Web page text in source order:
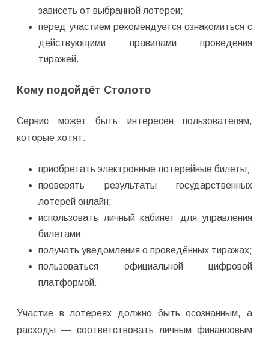
зависеть от выбранной лотереи;
перед участием рекомендуется ознакомиться с
действующими правилами проведения
тиражей.
Кому подойдёт Столото
Сервис может быть интересен пользователям,
которые хотят:
приобретать электронные лотерейные билеты;
проверять результаты государственных
лотерей онлайн;
использовать личный кабинет для управления
билетами;
получать уведомления о проведённых тиражах;
пользоваться официальной цифровой
платформой.
Участие в лотереях должно быть осознанным, а
расходы — соответствовать личным финансовым